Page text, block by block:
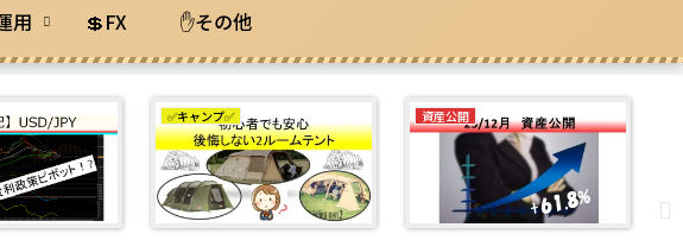
用 💲FX ✋その他
✅キャンプ✅ 資産公開